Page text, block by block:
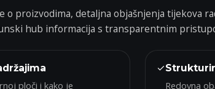
o proizvodima, detaljna objašnjenja tijekova
hub informacija s transparentnim
ploči i kako je
✓
Redovna